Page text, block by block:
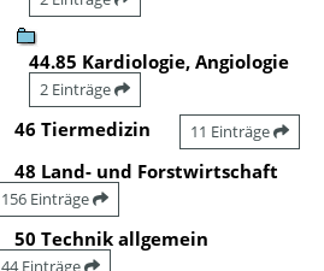
44.85 Kardiologie, Angiologie
2 Einträge
46 Tiermedizin 11 Einträge
48 Land- und Forstwirtschaft
156 Einträge
50 Technik allgemein
44 Einträge